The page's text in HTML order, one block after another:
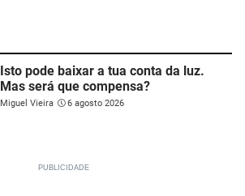
Isto pode baixar a tua conta da luz.
Mas será que compensa?
Miguel Vieira 6 agosto 2026